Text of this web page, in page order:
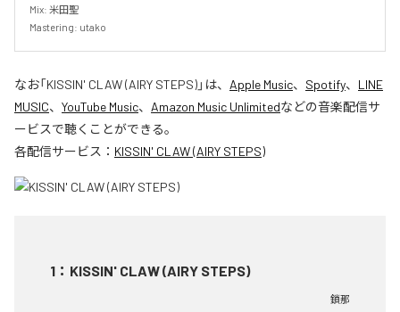
Mix: 米田聖
Mastering: utako
なお「KISSIN' CLAW (AIRY STEPS)」は、 Apple Music、 Spotify、 LINE
MUSIC、 YouTube Music、 Amazon Music Unlimitedなどの音楽配信サ
ービスで聴くことができる。
各配信サービス： KISSIN' CLAW (AIRY STEPS)
1 ： KISSIN' CLAW (AIRY STEPS)
鎖那